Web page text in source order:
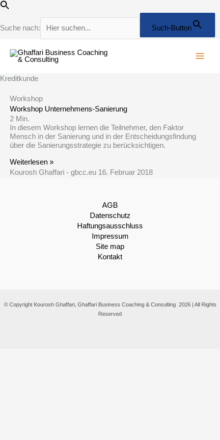
Suche nach: Such-Button
Zum
springen
Kreditkunde
Workshop
Workshop Unternehmens-Sanierung
2 Min.
In diesem Workshop lernen die Teilnehmer, den Faktor
Mensch in der Sanierung und in der Entscheidungsfindung
über die Sanierungsstrategie zu berücksichtigen.
Weiterlesen »
Kourosh Ghaffari - gbcc.eu 16. Februar 2018
AGB
Datenschutz
Haftungsausschluss
Impressum
Site map
Kontakt
© Copyright Kourosh Ghaffari, Ghaffari Business Coaching & Consulting 2026 | All Rights
Reserved